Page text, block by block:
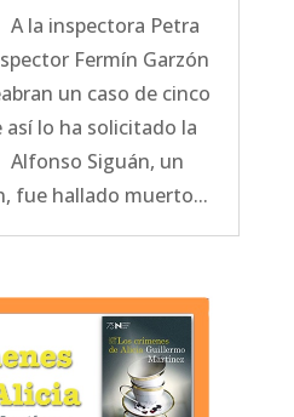
la inspectora Petra
Fermín Garzón
un caso de cinco
lo ha solicitado la
Siguán, un
fue hallado muerto...